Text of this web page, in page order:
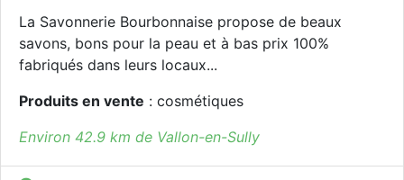
La Savonnerie Bourbonnaise propose de beaux
savons, bons pour la peau et à bas prix 100%
fabriqués dans leurs locaux...
Produits en vente : cosmétiques
Environ 42.9 km de Vallon-en-Sully